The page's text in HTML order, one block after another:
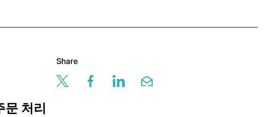
Share
Share this page via twitter
Share this page via facebook
Share this page via linkedin
Share this page via
문 처리